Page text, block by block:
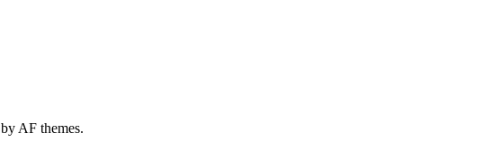
by AF themes.